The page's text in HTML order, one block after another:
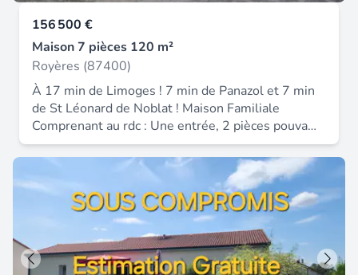
156 500 €
Maison 7 pièces 120 m²
Royères (87400)
À 17 min de Limoges ! 7 min de Panazol et 7 min
de St Léonard de Noblat ! Maison Familiale
Comprenant au rdc : Une entrée, 2 pièces pouvant
servir de bureau ou chambre, espace buanderie et
accès au garage A l'étage : Piece de vie donnant
sur un balcon, cuisine aménagée, 3 grande
chambres, salle de bain avec douche et baignoire !
(refaite à neuf), wc. Les + Insert bois porte de
garage motorisé tout à l'égout Fibre Royères est
un secteur idéal pour bien vivre ! Balades à
proximité, école, un commerce, restaurant ! Petit